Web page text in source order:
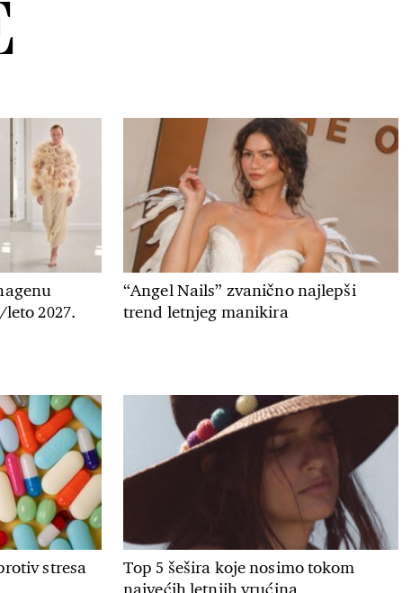
2027.
“Angel Nails” zvanično najlepši
trend letnjeg manikira
stresa
Top 5 šešira koje nosimo tokom